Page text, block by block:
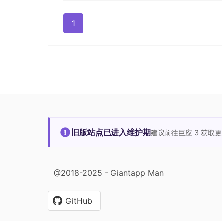
1
旧版站点已进入维护期建议前往巨应 3 获取
@2018-2025 - Giantapp Man
GitHub